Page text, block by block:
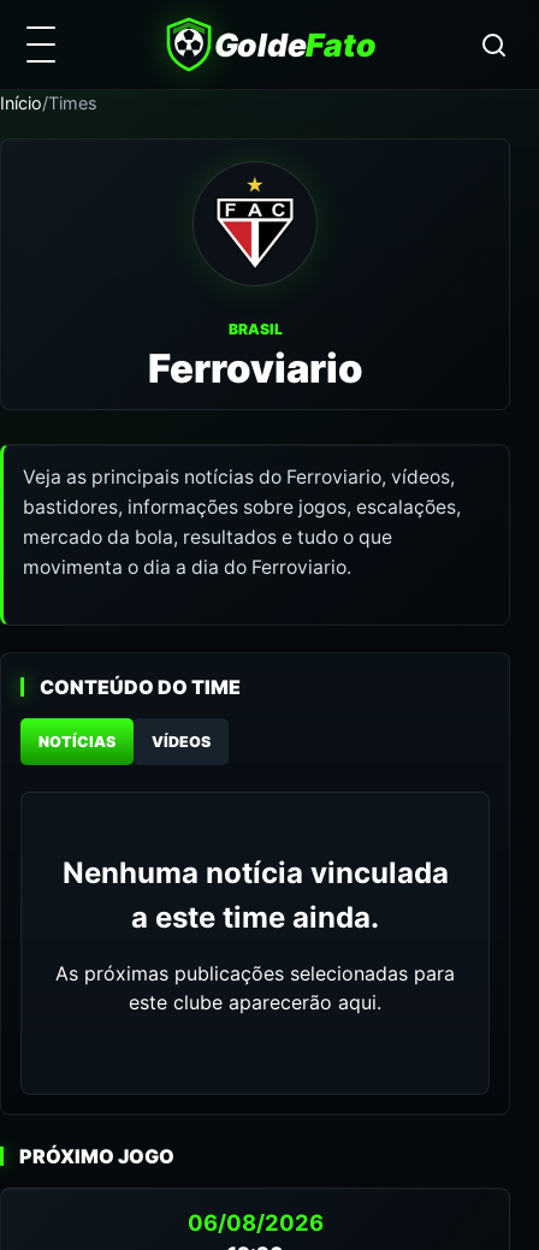
GoldeFato
Início/Times
BRASIL
Ferroviario
Veja as principais notícias do Ferroviario, vídeos,
bastidores, informações sobre jogos, escalações,
mercado da bola, resultados e tudo o que
movimenta o dia a dia do Ferroviario.
CONTEÚDO DO TIME
NOTÍCIAS VÍDEOS
Nenhuma notícia vinculada
a este time ainda.
As próximas publicações selecionadas para
este clube aparecerão aqui.
PRÓXIMO JOGO
06/08/2026